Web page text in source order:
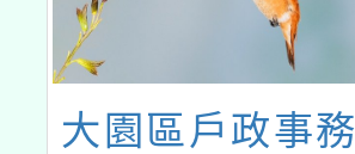
大園區戶政事務